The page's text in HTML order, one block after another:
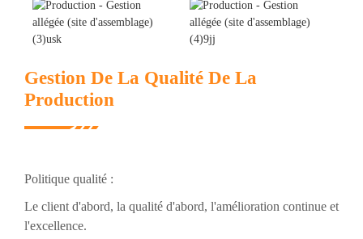
Gestion De La Qualité De La
Production
Politique qualité :
Le client d'abord, la qualité d'abord, l'amélioration continue et
l'excellence.